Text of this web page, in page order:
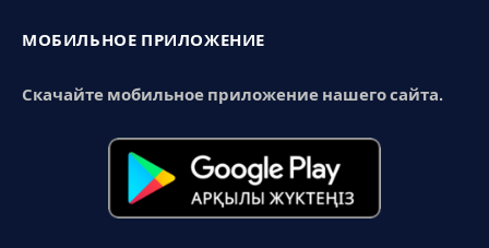
МОБИЛЬНОЕ ПРИЛОЖЕНИЕ
Скачайте мобильное приложение нашего сайта.